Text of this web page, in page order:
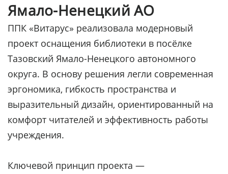
Ямало-Ненецкий АО
ППК «Витарус» реализовала модерновый
проект оснащения библиотеки в посёлке
Тазовский Ямало-Ненецкого автономного
округа. В основу решения легли современная
эргономика, гибкость пространства и
выразительный дизайн, ориентированный на
комфорт читателей и эффективность работы
учреждения.
Ключевой принцип проекта —